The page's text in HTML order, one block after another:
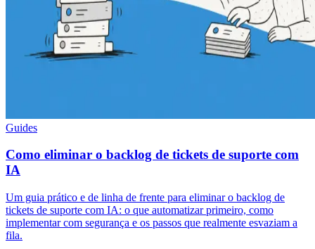
Guides
Como eliminar o backlog de tickets de suporte com
IA
Um guia prático e de linha de frente para eliminar o backlog de
tickets de suporte com IA: o que automatizar primeiro, como
implementar com segurança e os passos que realmente esvaziam a
fila.